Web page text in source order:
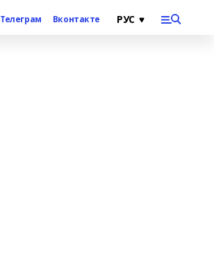
Телеграм Вконтакте